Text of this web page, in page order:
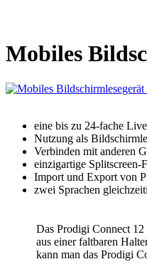
Mobiles
eine bis zu 24-fache
Nutzung als
Verbinden mit anderen
einzigartige
Import und Export von
zwei Sprachen
Das Prodigi Connect 12
aus einer faltbaren
kann man das Prodigi